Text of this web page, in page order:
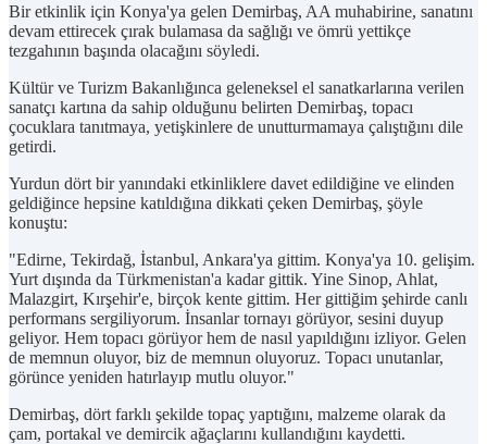
Bir etkinlik için Konya'ya gelen Demirbaş, AA muhabirine, sanatını
devam ettirecek çırak bulamasa da sağlığı ve ömrü yettikçe
tezgahının başında olacağını söyledi.
Kültür ve Turizm Bakanlığınca geleneksel el sanatkarlarına verilen
sanatçı kartına da sahip olduğunu belirten Demirbaş, topacı
çocuklara tanıtmaya, yetişkinlere de unutturmamaya çalıştığını dile
getirdi.
Yurdun dört bir yanındaki etkinliklere davet edildiğine ve elinden
geldiğince hepsine katıldığına dikkati çeken Demirbaş, şöyle
konuştu:
"Edirne, Tekirdağ, İstanbul, Ankara'ya gittim. Konya'ya 10. gelişim.
Yurt dışında da Türkmenistan'a kadar gittik. Yine Sinop, Ahlat,
Malazgirt, Kırşehir'e, birçok kente gittim. Her gittiğim şehirde canlı
performans sergiliyorum. İnsanlar tornayı görüyor, sesini duyup
geliyor. Hem topacı görüyor hem de nasıl yapıldığını izliyor. Gelen
de memnun oluyor, biz de memnun oluyoruz. Topacı unutanlar,
görünce yeniden hatırlayıp mutlu oluyor."
Demirbaş, dört farklı şekilde topaç yaptığını, malzeme olarak da
çam, portakal ve demircik ağaçlarını kullandığını kaydetti.